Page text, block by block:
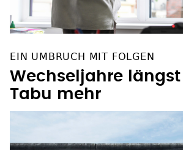
Wechseljahre längst
Tabu mehr